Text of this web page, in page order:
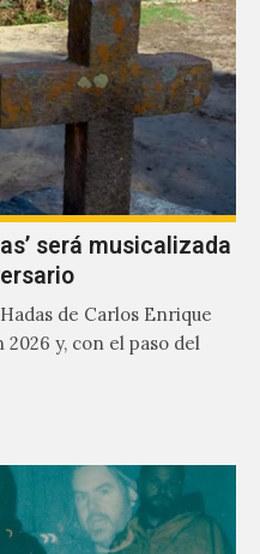
será musicalizada
de Carlos Enrique
y, con el paso del